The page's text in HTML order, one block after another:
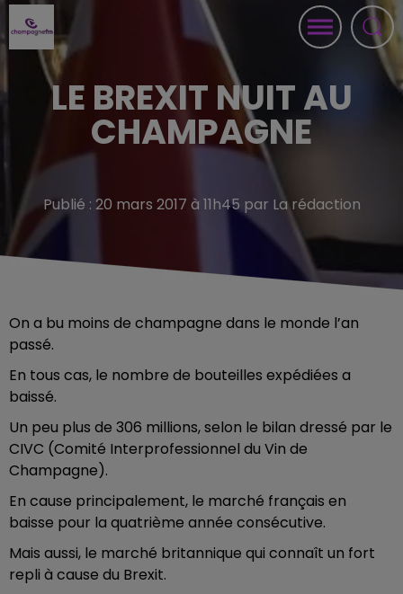
LE BREXIT NUIT AU
CHAMPAGNE
Publié : 20 mars 2017 à 11h45 par La rédaction
On a bu moins de champagne dans le monde l’an
passé.
En tous cas, le nombre de bouteilles expédiées a
baissé.
Un peu plus de 306 millions, selon le bilan dressé par le
CIVC (Comité Interprofessionnel du Vin de
Champagne).
En cause principalement, le marché français en
baisse pour la quatrième année consécutive.
Mais aussi, le marché britannique qui connaît un fort
repli à cause du Brexit.